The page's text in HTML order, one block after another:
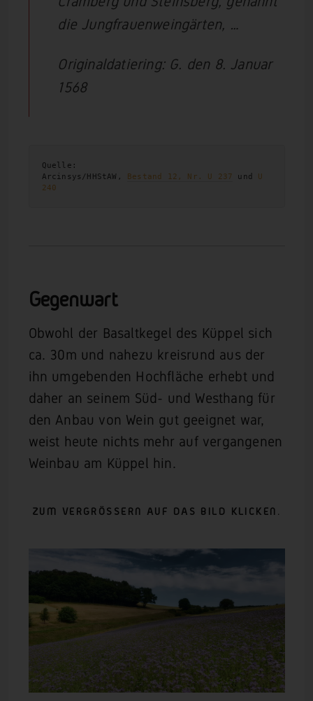
die Jungfrauenweingärten, …
Originaldatiering: G. den 8. Januar
1568
Quelle:
Arcinsys/HHStAW, Bestand 12, Nr. U 237 und U
240
Gegenwart
Obwohl der Basaltkegel des Küppel sich
ca. 30m und nahezu kreisrund aus der
ihn umgebenden Hochfläche erhebt und
daher an seinem Süd- und Westhang für
den Anbau von Wein gut geeignet war,
weist heute nichts mehr auf vergangenen
Weinbau am Küppel hin.
ZUM VERGRÖSSERN AUF DAS BILD KLICKEN.